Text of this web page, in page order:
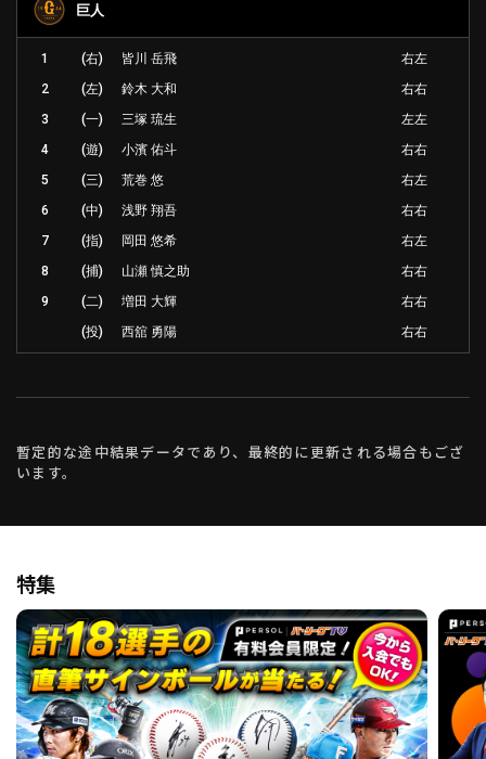
巨人
1 (右) 皆川 岳飛
右左
2
(左) 鈴木 大和
右右
3
(一) 三塚 琉生
左左
4
(遊) 小濱 佑斗
右右
5
(三) 荒巻 悠
右左
6
(中) 浅野 翔吾
右右
7
(指) 岡田 悠希
右左
8
(捕) 山瀬 慎之助
右右
9
(二) 増田 大輝
右右
(投)
西舘 勇陽 右右
暫定的な途中結果データであり、最終的に更新される場合もござ
います。
特集